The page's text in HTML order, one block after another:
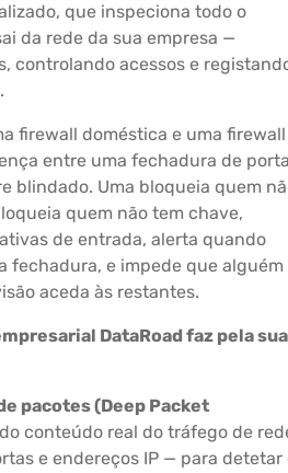
que inspeciona todo o
da rede da sua empresa —
controlando acessos e
firewall doméstica e uma firewall
entre uma fechadura de
blindado. Uma bloqueia quem
quem não tem chave,
de entrada, alerta quando
fechadura, e impede que alguém
aceda às restantes.
DataRoad faz pela sua
pacotes (Deep Packet
conteúdo real do tráfego de
e endereços IP — para detetar